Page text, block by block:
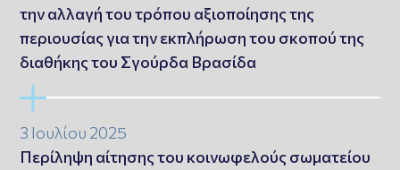
την αλλαγή του τρόπου αξιοποίησης της
περιουσίας για την εκπλήρωση του σκοπού της
διαθήκης του Σγούρδα Βρασίδα
3 Ιουλίου 2025
Περίληψη αίτησης του κοινωφελούς σωματείου